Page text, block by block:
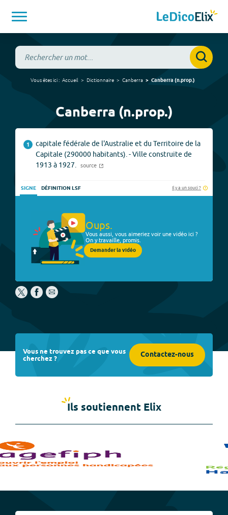
Vous êtes ici : Accueil Dictionnaire Canberra Canberra (n.prop.)
Canberra (n.prop.)
1
capitale fédérale de l'Australie et du Territoire de la
Capitale (290000 habitants). - Ville construite de
1913 à 1927.
source
SIGNE DÉFINITION LSF Il y a un souci ?
Oups.
Vous aussi, vous aimeriez voir une vidéo ici ?
On y travaille, promis.
Demander la vidéo
Vous ne trouvez pas ce que vous
cherchez ? Contactez-nous
Ils soutiennent Elix